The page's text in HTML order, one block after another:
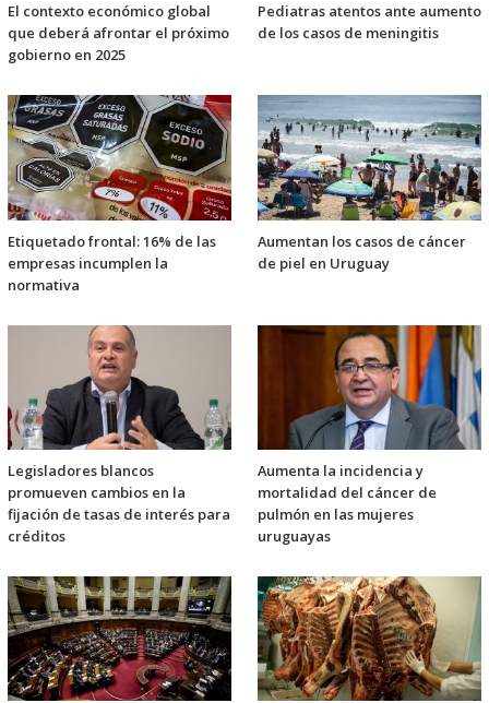
El contexto económico global
que deberá afrontar el próximo
gobierno en 2025
Pediatras atentos ante aumento
de los casos de meningitis
Etiquetado frontal: 16% de las
empresas incumplen la
normativa
Aumentan los casos de cáncer
de piel en Uruguay
Legisladores blancos
promueven cambios en la
fijación de tasas de interés para
créditos
Aumenta la incidencia y
mortalidad del cáncer de
pulmón en las mujeres
uruguayas